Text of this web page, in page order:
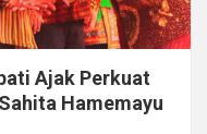
Ajak Perkuat
Hamemayu